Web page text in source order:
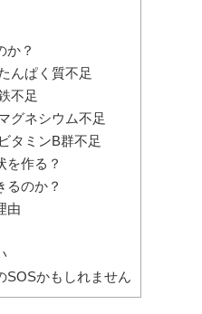
か？
んぱく質不足
不足
グネシウム不足
タミンB群不足
を作る？
るのか？
由
SOSかもしれません